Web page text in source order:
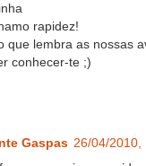
rapidez!
que lembra as nossas
conhecer-te ;)
Gaspas 26/04/2010,